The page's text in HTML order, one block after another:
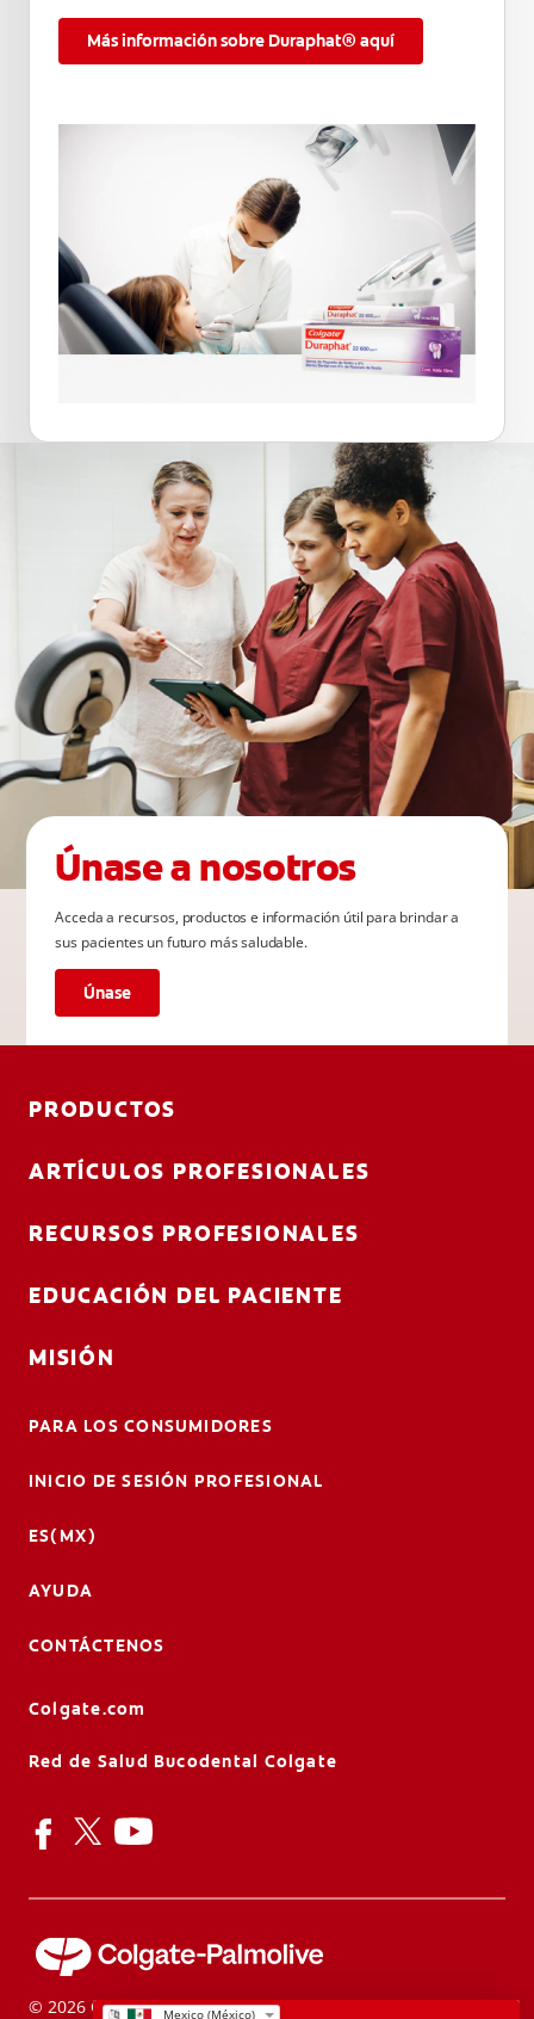
Más información sobre Duraphat® aquí
Únase a nosotros
Acceda a recursos, productos e información útil para brindar a
sus pacientes un futuro más saludable.
Únase
PRODUCTOS
ARTÍCULOS PROFESIONALES
RECURSOS PROFESIONALES
EDUCACIÓN DEL PACIENTE
MISIÓN
PARA LOS CONSUMIDORES
INICIO DE SESIÓN PROFESIONAL
ES(MX)
AYUDA
CONTÁCTENOS
Colgate.com
Red de Salud Bucodental Colgate
© 2026 Colgate-Palmolive Company.